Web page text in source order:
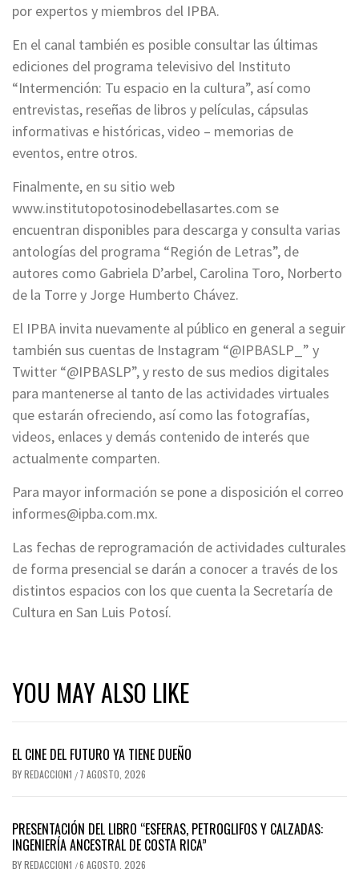
por expertos y miembros del IPBA.
En el canal también es posible consultar las últimas
ediciones del programa televisivo del Instituto
“Intermención: Tu espacio en la cultura”, así como
entrevistas, reseñas de libros y películas, cápsulas
informativas e históricas, video – memorias de
eventos, entre otros.
Finalmente, en su sitio web
www.institutopotosinodebellasartes.com se
encuentran disponibles para descarga y consulta varias
antologías del programa “Región de Letras”, de
autores como Gabriela D’arbel, Carolina Toro, Norberto
de la Torre y Jorge Humberto Chávez.
El IPBA invita nuevamente al público en general a seguir
también sus cuentas de Instagram “@IPBASLP_” y
Twitter “@IPBASLP”, y resto de sus medios digitales
para mantenerse al tanto de las actividades virtuales
que estarán ofreciendo, así como las fotografías,
videos, enlaces y demás contenido de interés que
actualmente comparten.
Para mayor información se pone a disposición el correo
informes@ipba.com.mx.
Las fechas de reprogramación de actividades culturales
de forma presencial se darán a conocer a través de los
distintos espacios con los que cuenta la Secretaría de
Cultura en San Luis Potosí.
YOU MAY ALSO LIKE
EL CINE DEL FUTURO YA TIENE DUEÑO
BYREDACCION1 / 7 AGOSTO, 2026
PRESENTACIÓN DEL LIBRO “ESFERAS, PETROGLIFOS Y CALZADAS:
INGENIERÍA ANCESTRAL DE COSTA RICA”
BYREDACCION1 /6 AGOSTO, 2026